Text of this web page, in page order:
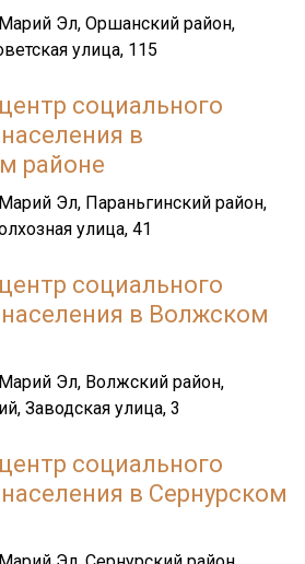
Эл, Оршанский район,
улица, 115
социального
в
районе
Эл, Параньгинский район,
улица, 41
социального
в Волжском
Эл, Волжский район,
Заводская улица, 3
социального
в Сернурском